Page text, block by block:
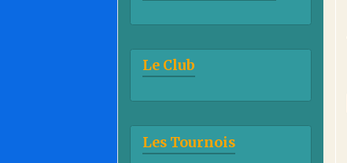
Le Club
Les Tournois